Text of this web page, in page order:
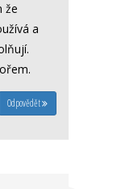
že
a
Odpovědět